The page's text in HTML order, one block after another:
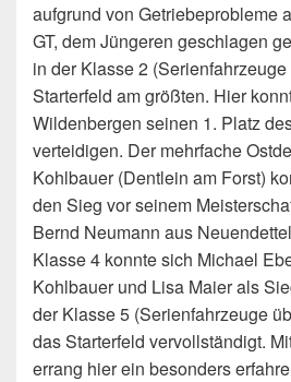
aufgrund von Getriebeprobleme
GT, dem Jüngeren geschlagen
in der Klasse 2
Starterfeld am größten. Hier
Wildenbergen seinen 1. Platz
verteidigen. Der mehrfache
Kohlbauer (Dentlein am Forst)
den Sieg vor seinem
Bernd Neumann aus
Klasse 4 konnte sich Michael
Kohlbauer und Lisa Maier als
der Klasse 5 (Serienfahrzeuge
das Starterfeld vervollständigt.
errang hier ein besonders